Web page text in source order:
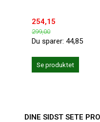
254,15
299,00
Du sparer: 44,85
Se produktet
DINE SIDST SETE